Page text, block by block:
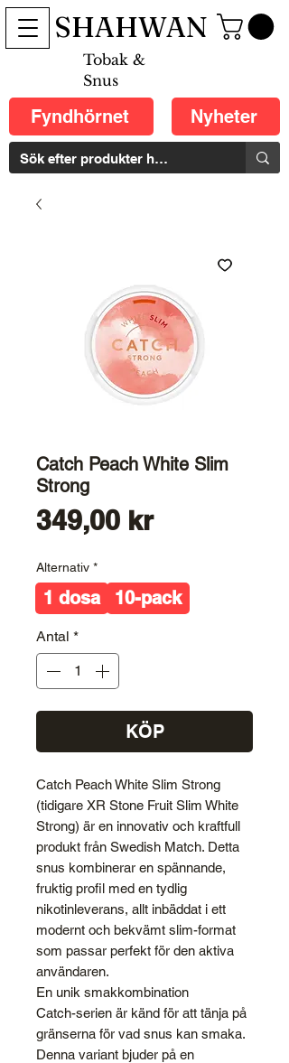
SHAHWAN
Tobak &
Snus
Fyndhörnet Nyheter
Catch Peach White Slim
Strong
349,00 krPris
Alternativ *
1 dosa 10-pack
Antal *
KÖP
Catch Peach White Slim Strong
(tidigare XR Stone Fruit Slim White
Strong) är en innovativ och kraftfull
produkt från Swedish Match. Detta
snus kombinerar en spännande,
fruktig profil med en tydlig
nikotinleverans, allt inbäddat i ett
modernt och bekvämt slim-format
som passar perfekt för den aktiva
användaren.
En unik smakkombination
Catch-serien är känd för att tänja på
gränserna för vad snus kan smaka.
Denna variant bjuder på en